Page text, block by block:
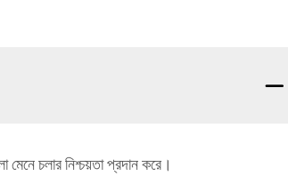
চলার নিশ্চয়তা প্রদান করে।